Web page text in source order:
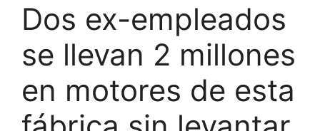
Dos ex-empleados
se llevan 2 millones
en motores de esta